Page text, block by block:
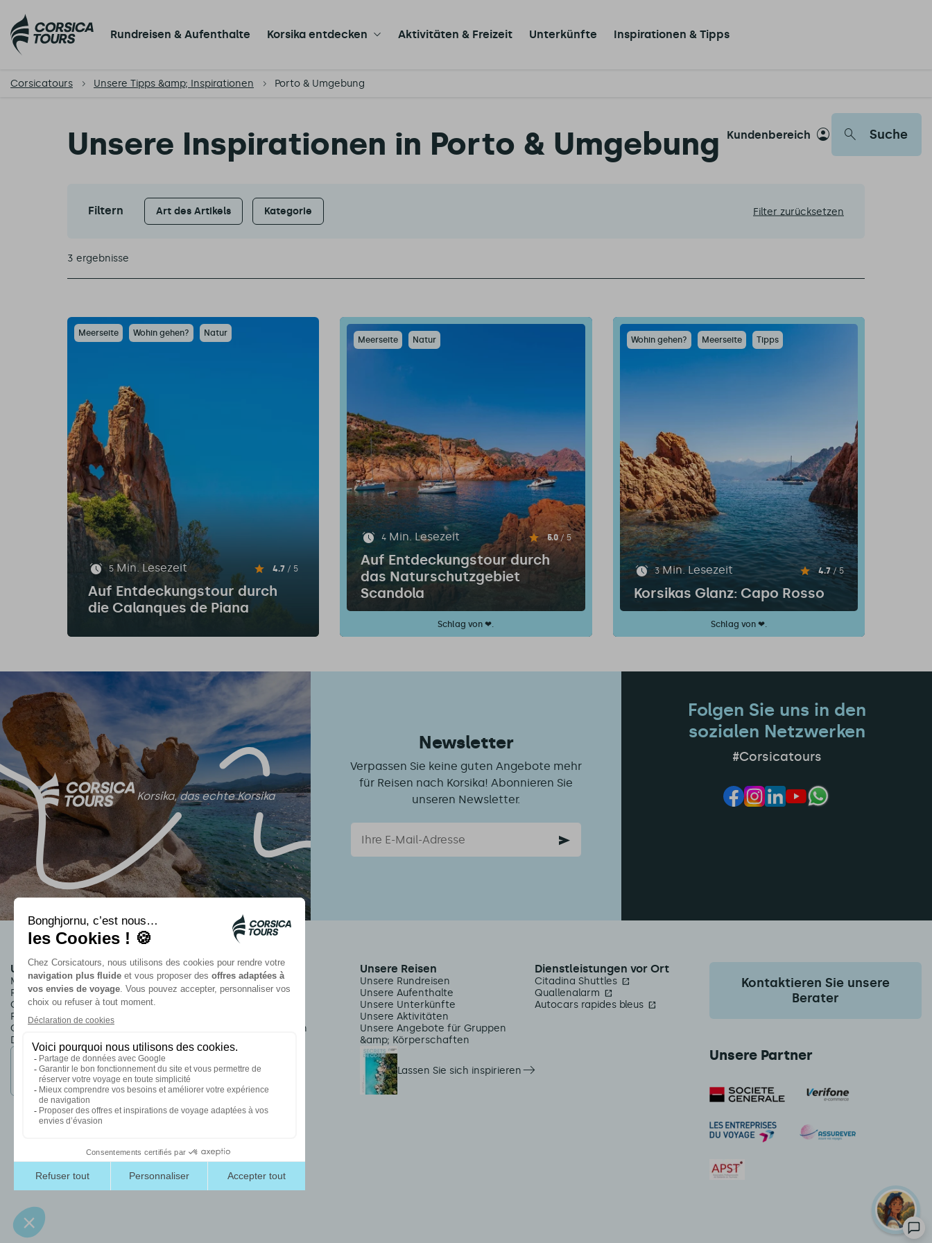
Rundreisen & Aufenthalte Korsika entdecken Aktivitäten & Freizeit Unterkünfte Inspirationen & Tipps
Kundenbereich Suche
Corsicatours Unsere Tipps &amp; Inspirationen Porto & Umgebung
Unsere Inspirationen in Porto & Umgebung
Filtern Art des Artikels Kategorie Filter zurücksetzen
3 ergebnisse
Meerseite Wohin gehen? Natur
5Min. Lesezeit 4.7 / 5
Auf Entdeckungstour durch
die Calanques de Piana
Meerseite Natur
4 Min. Lesezeit 5.0/ 5
Auf Entdeckungstour durch
das Naturschutzgebiet
Scandola
Schlag von ❤.
Wohin gehen? Meerseite Tipps
3Min. Lesezeit 4.7/ 5
Korsikas Glanz: Capo Rosso
Schlag von ❤.
Korsika, das echte Korsika
Newsletter
Verpassen Sie keine guten Angebote mehr
für Reisen nach Korsika! Abonnieren Sie
unseren Newsletter.
Folgen Sie uns in den
sozialen Netzwerken
#Corsicatours
Unterkünfte der Gruppe
Marina Viva
Roi Théodore
Campo dell'Oro
Royal Palm
Campo Di Mare
Dorf*** Paese Di Lava
Mitglied der
Ettori-Gruppe
Informationen
Wer sind wir?
Unsere nachhaltigen
Praktische Informationen
Verkaufsbedingungen
Unsere Reisen
Unsere Rundreisen
Unsere Aufenthalte
Unsere Unterkünfte
Unsere Aktivitäten
Unsere Angebote für Gruppen
&amp; Körperschaften
Lassen Sie sich inspirieren
Dienstleistungen vor Ort
Citadina Shuttles
Quallenalarm
Autocars rapides bleus
Kontaktieren Sie unsere
Berater
Unsere Partner